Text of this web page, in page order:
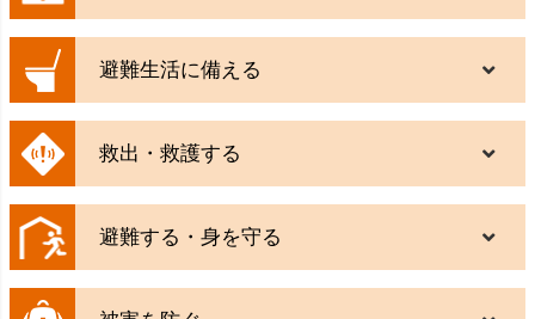
避難生活に備える
救出・救護する
避難する・身を守る